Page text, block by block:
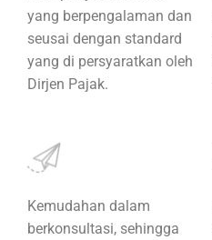
yang berpengalaman dan
seusai dengan standard
yang di persyaratkan oleh
Dirjen Pajak.
Kemudahan dalam
berkonsultasi, sehingga